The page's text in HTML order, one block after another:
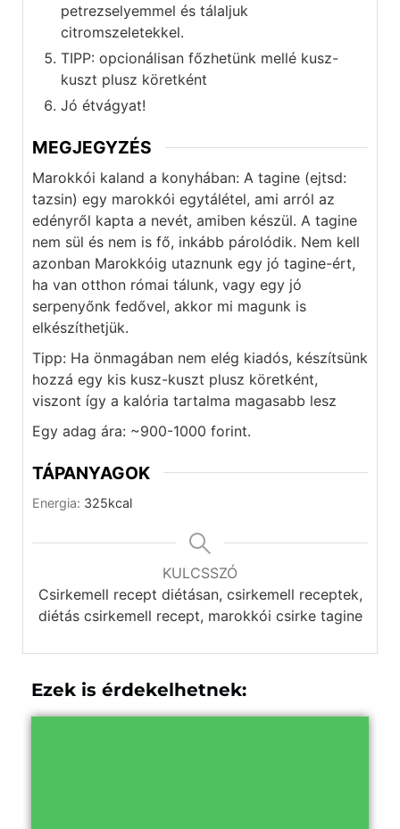
petrezselyemmel és tálaljuk
citromszeletekkel.
TIPP: opcionálisan főzhetünk mellé kusz-
kuszt plusz köretként
Jó étvágyat!
MEGJEGYZÉS
Marokkói kaland a konyhában: A tagine (ejtsd:
tazsin) egy marokkói egytálétel, ami arról az
edényről kapta a nevét, amiben készül. A tagine
nem sül és nem is fő, inkább párolódik. Nem kell
azonban Marokkóig utaznunk egy jó tagine-ért,
ha van otthon római tálunk, vagy egy jó
serpenyőnk fedővel, akkor mi magunk is
elkészíthetjük.
Tipp: Ha önmagában nem elég kiadós, készítsünk
hozzá egy kis kusz-kuszt plusz köretként,
viszont így a kalória tartalma magasabb lesz
Egy adag ára: ~900-1000 forint.
TÁPANYAGOK
Energia: 325kcal
KULCSSZÓ
Csirkemell recept diétásan, csirkemell receptek,
diétás csirkemell recept, marokkói csirke tagine
Ezek is érdekelhetnek: